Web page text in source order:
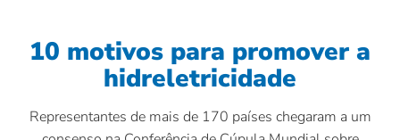
10 motivos para promover a
hidreletricidade
Representantes de mais de 170 países chegaram a um